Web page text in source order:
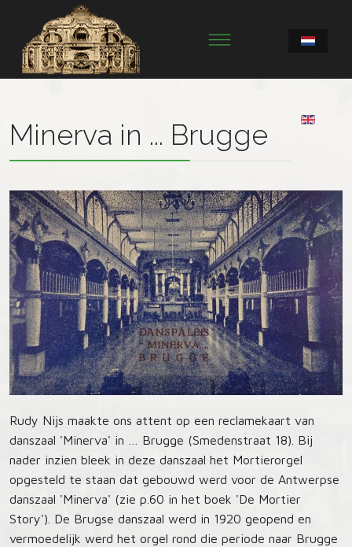
Minerva in ... Brugge
Rudy Nijs maakte ons attent op een reclamekaart van
danszaal 'Minerva' in … Brugge (Smedenstraat 18). Bij
nader inzien bleek in deze danszaal het Mortierorgel
opgesteld te staan dat gebouwd werd voor de Antwerpse
danszaal 'Minerva' (zie p.60 in het boek 'De Mortier
Story'). De Brugse danszaal werd in 1920 geopend en
vermoedelijk werd het orgel rond die periode naar Brugge